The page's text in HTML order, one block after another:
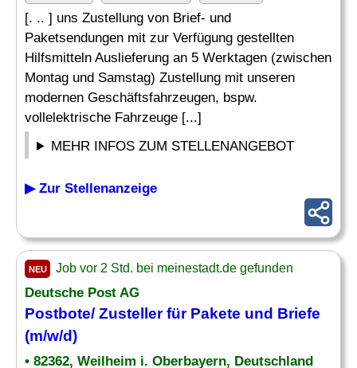
[. .. ] uns Zustellung von Brief- und
Paketsendungen mit zur Verfügung gestellten
Hilfsmitteln Auslieferung an 5 Werktagen (zwischen
Montag und Samstag) Zustellung mit unseren
modernen Geschäftsfahrzeugen, bspw.
vollelektrische Fahrzeuge [...]
MEHR INFOS ZUM STELLENANGEBOT
▶ Zur Stellenanzeige
NEU Job vor 2 Std. bei meinestadt.de gefunden
Deutsche Post AG
Postbote/ Zustellerfür Pakete und Briefe
(m/w/d)
• 82362, Weilheim i. Oberbayern, Deutschland